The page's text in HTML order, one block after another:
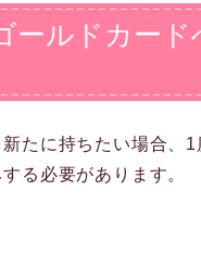
ールドカード
たに持ちたい場合、 1
る必要があります。